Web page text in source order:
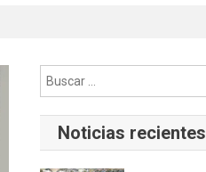
Noticias recientes